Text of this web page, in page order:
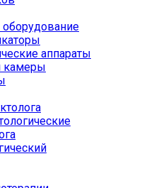
оборудование
аппараты
камеры